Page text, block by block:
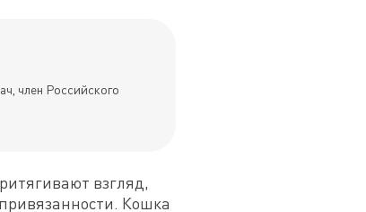
член Российского
взгляд,
Кошка